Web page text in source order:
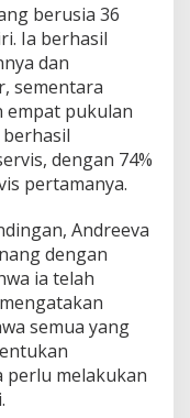
berusia 36
Ia berhasil
dan
sementara
empat pukulan
dengan 74%
pertamanya.
Andreeva
dengan
ia telah
semua yang
perlu melakukan